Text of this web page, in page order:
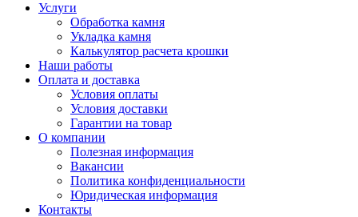
Услуги
Обработка камня
Укладка камня
Калькулятор расчета крошки
Наши работы
Оплата и доставка
Условия оплаты
Условия доставки
Гарантии на товар
О компании
Полезная информация
Вакансии
Политика конфиденциальности
Юридическая информация
Контакты